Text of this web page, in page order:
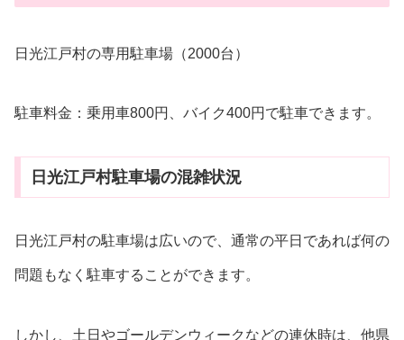
日光江戸村の専用駐車場（2000台）
駐車料金：乗用車800円、バイク400円で駐車できます。
日光江戸村駐車場の混雑状況
日光江戸村の駐車場は広いので、通常の平日であれば何の
問題もなく駐車することができます。
しかし、土日やゴールデンウィークなどの連休時は、他県